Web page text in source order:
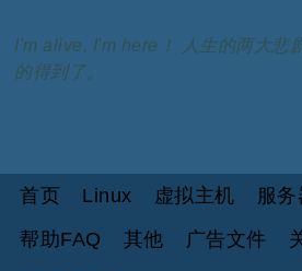
I'm alive, I'm here！ 人生的两大悲
的得到了。
首页 Linux 虚拟主机 服务
帮助FAQ
其他 广告文件